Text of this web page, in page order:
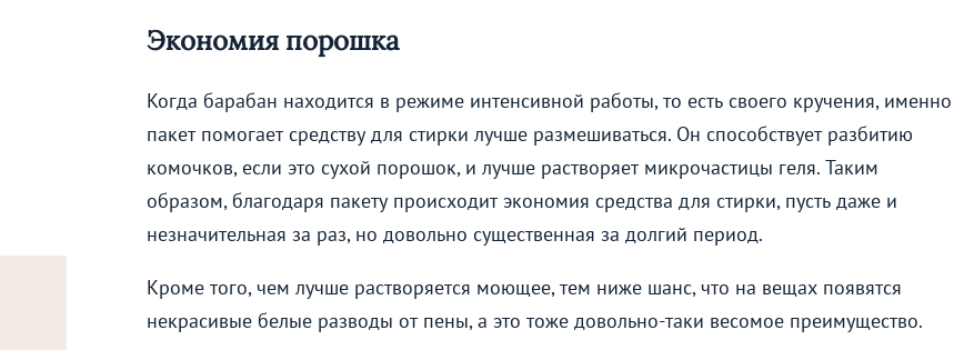
Экономия порошка
Когда барабан находится в режиме интенсивной работы, то есть своего кручения, именно
пакет помогает средству для стирки лучше размешиваться. Он способствует разбитию
комочков, если это сухой порошок, и лучше растворяет микрочастицы геля. Таким
образом, благодаря пакету происходит экономия средства для стирки, пусть даже и
незначительная за раз, но довольно существенная за долгий период.
Кроме того, чем лучше растворяется моющее, тем ниже шанс, что на вещах появятся
некрасивые белые разводы от пены, а это тоже довольно-таки весомое преимущество.